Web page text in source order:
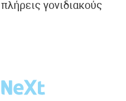
γονιδιακούς